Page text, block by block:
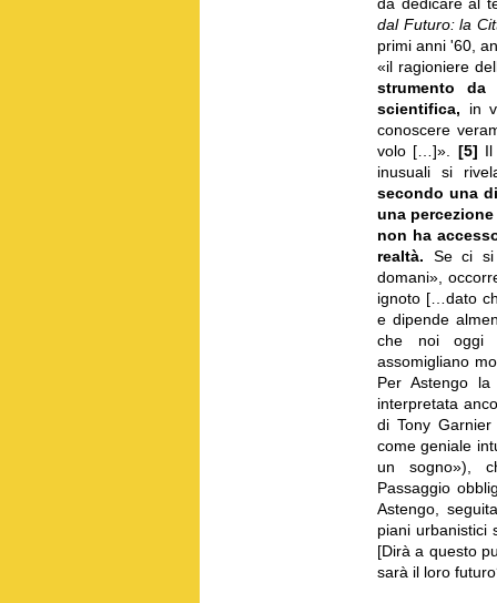
dal Futuro: la
primi anni '60,
«il ragioniere
strumento da
scientifica, in
conoscere
volo […]»
[5]
inusuali si
secondo una
una
non ha
realtà. Se ci si
domani»,
ignoto […dato
e dipende
che noi oggi
assomigliano
Per Astengo
interpretata
di Tony
come geniale
un sogno»),
Passaggio
Astengo,
piani urbanistici
[Dirà a questo
sarà il loro